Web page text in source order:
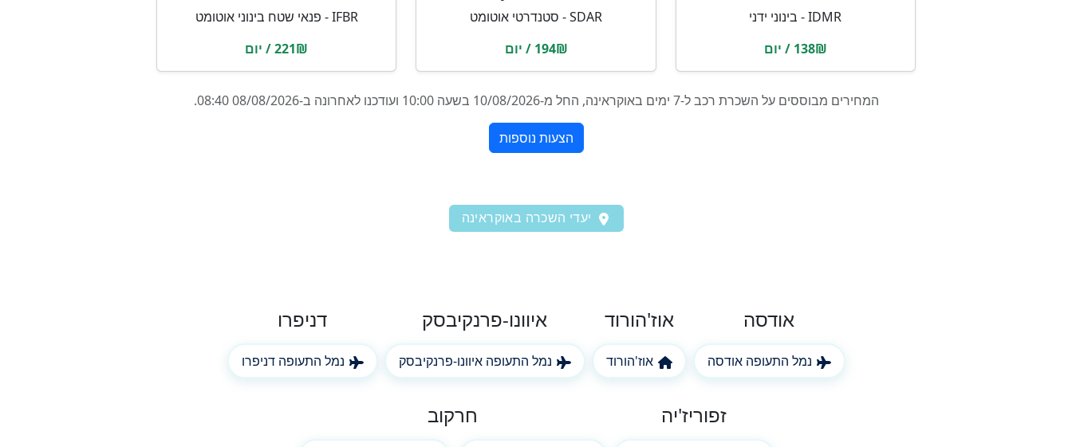
יעדי השכרה באוקראינה
אודסה
נמל התעופה אודסה
אוז'הורוד
אוז'הורוד
איוונו-פרנקיבסק
נמל התעופה איוונו-פרנקיבסק
דניפרו
נמל התעופה דניפרו
זפוריז'יה חרקוב